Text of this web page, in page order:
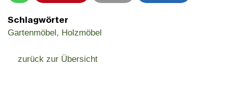
Schlagwörter
Gartenmöbel Holzmöbel
zurück zur Übersicht